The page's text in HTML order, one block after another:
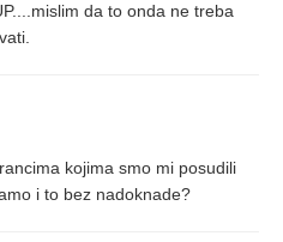
da to onda ne treba
kojima smo mi posudili
i to bez nadoknade?